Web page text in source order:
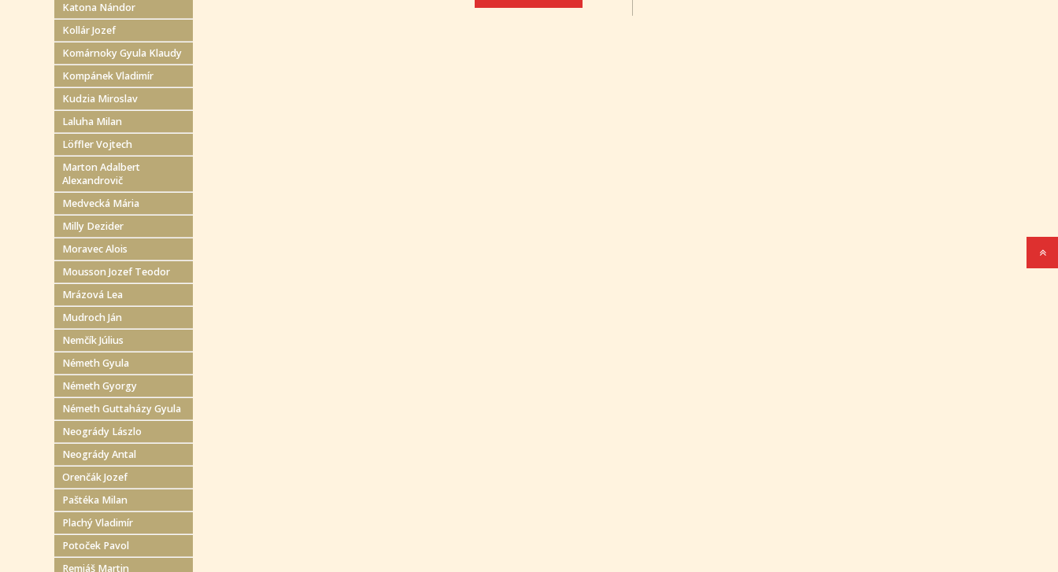
Katona Nándor
Kollár Jozef
Komárnoky Gyula Klaudy
Kompánek Vladimír
Kudzia Miroslav
Laluha Milan
Löffler Vojtech
Marton Adalbert
Alexandrovič
Medvecká Mária
Milly Dezider
Moravec Alois
Mousson Jozef Teodor
Mrázová Lea
Mudroch Ján
Nemčík Július
Németh Gyula
Németh Gyorgy
Németh Guttaházy Gyula
Neogrády Lászlo
Neogrády Antal
Orenčák Jozef
Paštéka Milan
Plachý Vladimír
Potoček Pavol
Remiáš Martin